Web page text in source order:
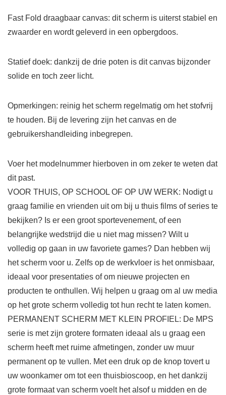
Fast Fold draagbaar canvas: dit scherm is uiterst stabiel en
zwaarder en wordt geleverd in een opbergdoos.
Statief doek: dankzij de drie poten is dit canvas bijzonder
solide en toch zeer licht.
Opmerkingen: reinig het scherm regelmatig om het stofvrij
te houden. Bij de levering zijn het canvas en de
gebruikershandleiding inbegrepen.
Voer het modelnummer hierboven in om zeker te weten dat
dit past.
VOOR THUIS, OP SCHOOL OF OP UW WERK: Nodigt u
graag familie en vrienden uit om bij u thuis films of series te
bekijken? Is er een groot sportevenement, of een
belangrijke wedstrijd die u niet mag missen? Wilt u
volledig op gaan in uw favoriete games? Dan hebben wij
het scherm voor u. Zelfs op de werkvloer is het onmisbaar,
ideaal voor presentaties of om nieuwe projecten en
producten te onthullen. Wij helpen u graag om al uw media
op het grote scherm volledig tot hun recht te laten komen.
PERMANENT SCHERM MET KLEIN PROFIEL: De MPS
serie is met zijn grotere formaten ideaal als u graag een
scherm heeft met ruime afmetingen, zonder uw muur
permanent op te vullen. Met een druk op de knop tovert u
uw woonkamer om tot een thuisbioscoop, en het dankzij
grote formaat van scherm voelt het alsof u midden en de